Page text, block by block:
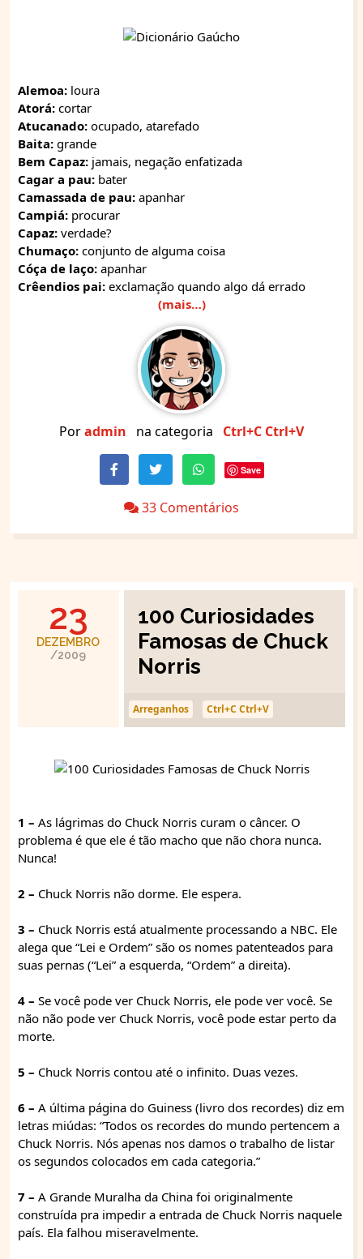
Alemoa: loura
Atorá: cortar
Atucanado: ocupado, atarefado
Baita: grande
Bem Capaz: jamais, negação enfatizada
Cagar a pau: bater
Camassada de pau: apanhar
Campiá: procurar
Capaz: verdade?
Chumaço: conjunto de alguma coisa
Cóça de laço: apanhar
Crêendios pai: exclamação quando algo dá errado
(mais…)
Poradmin na categoria Ctrl+C Ctrl+V
Save
33 Comentários
23
DEZEMBRO
/2009
100 Curiosidades
Famosas de Chuck
Norris
Arreganhos Ctrl+C Ctrl+V
1 – As lágrimas do Chuck Norris curam o câncer. O
problema é que ele é tão macho que não chora nunca.
Nunca!
2 – Chuck Norris não dorme. Ele espera.
3 – Chuck Norris está atualmente processando a NBC. Ele
alega que “Lei e Ordem” são os nomes patenteados para
suas pernas (“Lei” a esquerda, “Ordem” a direita).
4 – Se você pode ver Chuck Norris, ele pode ver você. Se
não não pode ver Chuck Norris, você pode estar perto da
morte.
5 – Chuck Norris contou até o infinito. Duas vezes.
6 – A última página do Guiness (livro dos recordes) diz em
letras miúdas: “Todos os recordes do mundo pertencem a
Chuck Norris. Nós apenas nos damos o trabalho de listar
os segundos colocados em cada categoria.”
7 – A Grande Muralha da China foi originalmente
construída pra impedir a entrada de Chuck Norris naquele
país. Ela falhou miseravelmente.